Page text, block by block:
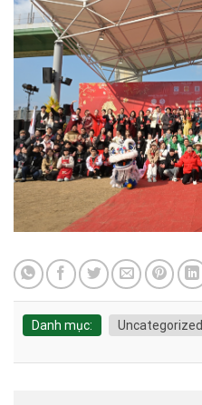
Danh mục: Uncategorized